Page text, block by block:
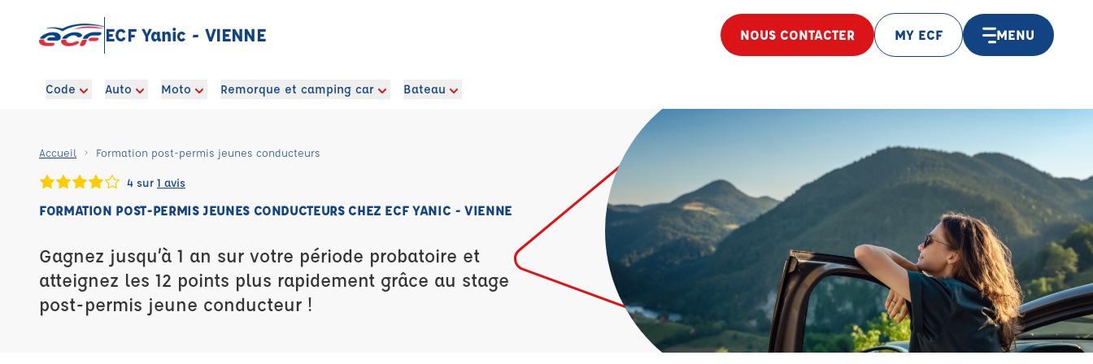
ECF Yanic - VIENNE NOUS CONTACTER MY ECF MENU
Code Auto Moto Remorque et camping car Bateau
Accueil Formation post-permis jeunes conducteurs
4 sur 1 avis
FORMATION POST-PERMIS JEUNES CONDUCTEURS CHEZ ECF YANIC - VIENNE
Gagnez jusqu’à 1 an sur votre période probatoire et
atteignez les 12 points plus rapidement grâce au stage
post-permis jeune conducteur !